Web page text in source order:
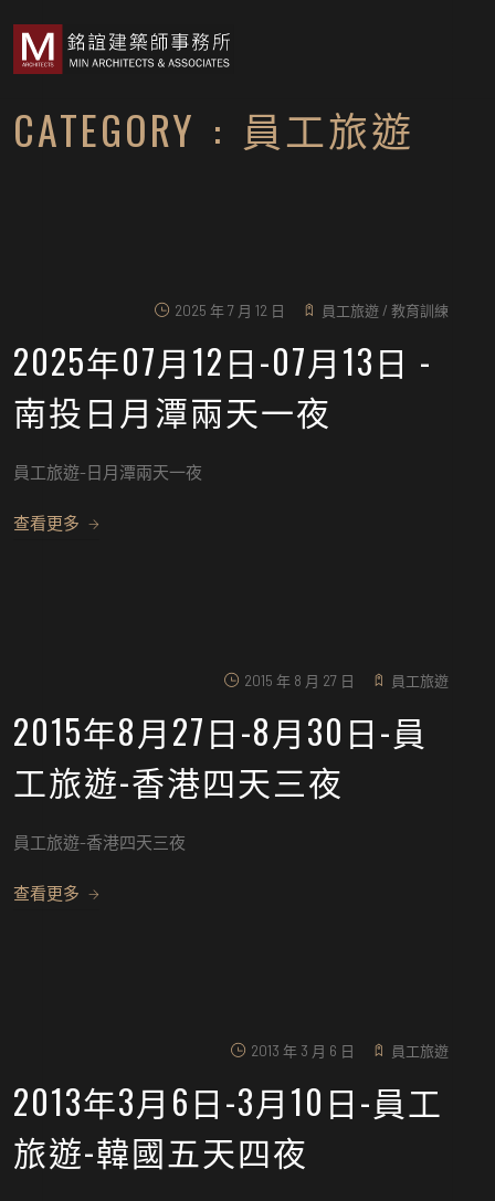
CATEGORY : 員工旅遊
2025 年 7 月 12 日 員工旅遊 / 教育訓練
2025年07月12日-07月13日 -
南投日月潭兩天一夜
員工旅遊-日月潭兩天一夜
查看更多
2015 年 8 月 27 日 員工旅遊
2015年8月27日-8月30日-員
工旅遊-香港四天三夜
員工旅遊-香港四天三夜
查看更多
2013 年 3 月 6 日 員工旅遊
2013年3月6日-3月10日-員工
旅遊-韓國五天四夜